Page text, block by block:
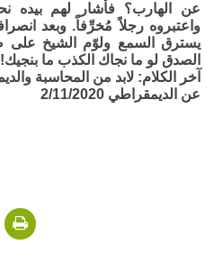
عن الهارب؟ فأشار لهم بيده
واعتبروه رجلاً مُخرِّفاً. وبعد
يسترق السمع ولوّم الشيخ على
الصدق لو ما نجاك الكذب ما بنجيك!
آخر الكلام: لابد من المحاسبة
عن الديمقراطي 2/11/2020